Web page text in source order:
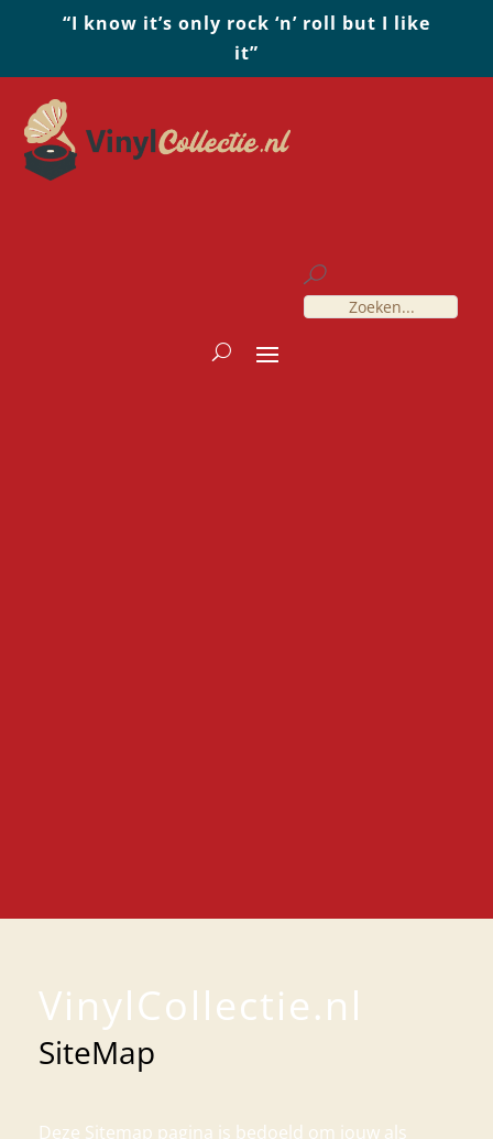
“I know it’s only rock ‘n’ roll but I like
it”
VinylCollectie.nl
SiteMap
Deze Sitemap pagina is bedoeld om jouw als